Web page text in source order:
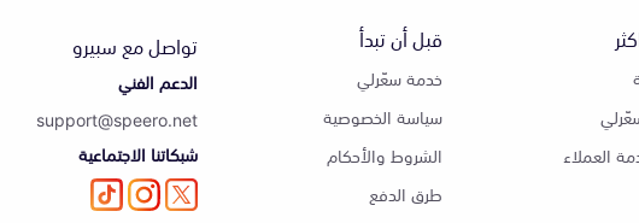
العملاء
قبل أن تبدأ
خدمة سعّرلي
سياسة الخصوصية
الشروط والأحكام
طرق الدفع
تواصل مع سبيرو
الدعم الفني
support@speero.net
شبكاتنا الاجتماعية